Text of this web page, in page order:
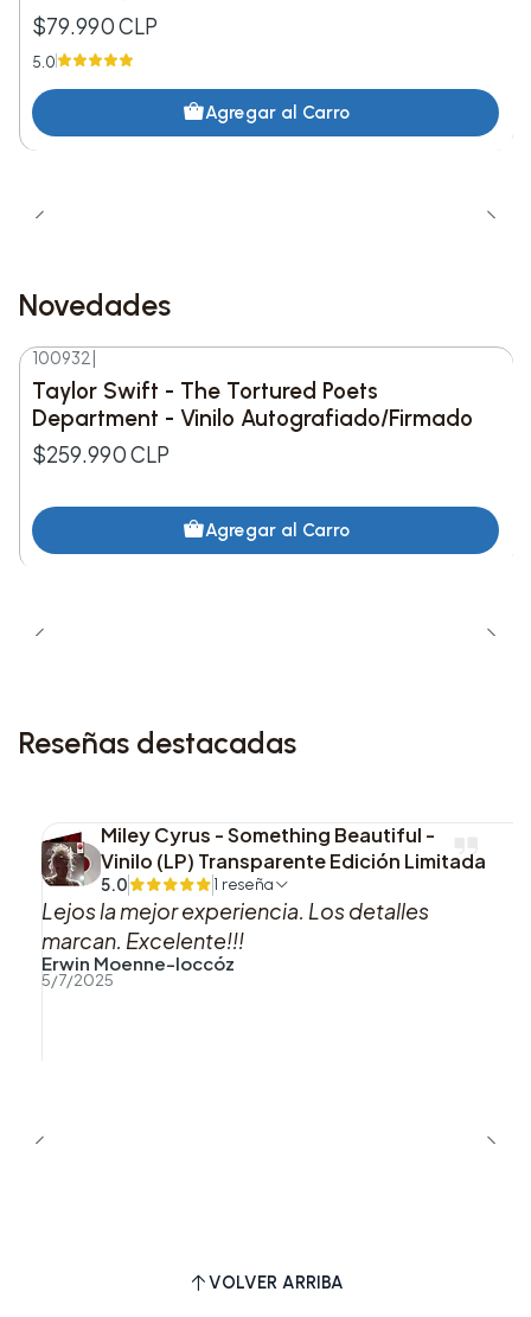
$79.990 CLP
5.0
Agregar al Carro
Novedades
Nuevo
100932
Taylor Swift - The Tortured Poets
Department - Vinilo Autografiado/Firmado
$259.990 CLP
Agregar al Carro
Reseñas destacadas
Miley Cyrus - Something Beautiful -
Vinilo (LP) Transparente Edición Limitada
5.0 1 reseña
Lejos la mejor experiencia. Los detalles
marcan. Excelente!!!
Erwin Moenne-loccóz
5/7/2025
VOLVER ARRIBA